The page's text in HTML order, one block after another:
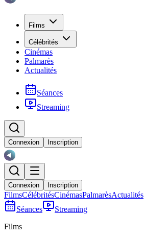
Films
Célébrités
Cinémas
Palmarès
Actualités
Séances
Streaming
Connexion Inscription
Connexion Inscription
FilmsCélébritésCinémasPalmarèsActualités
Séances
Streaming
Films